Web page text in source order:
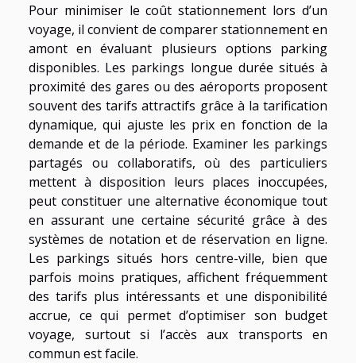
Pour minimiser le coût stationnement lors d’un
voyage, il convient de comparer stationnement en
amont en évaluant plusieurs options parking
disponibles. Les parkings longue durée situés à
proximité des gares ou des aéroports proposent
souvent des tarifs attractifs grâce à la tarification
dynamique, qui ajuste les prix en fonction de la
demande et de la période. Examiner les parkings
partagés ou collaboratifs, où des particuliers
mettent à disposition leurs places inoccupées,
peut constituer une alternative économique tout
en assurant une certaine sécurité grâce à des
systèmes de notation et de réservation en ligne.
Les parkings situés hors centre-ville, bien que
parfois moins pratiques, affichent fréquemment
des tarifs plus intéressants et une disponibilité
accrue, ce qui permet d’optimiser son budget
voyage, surtout si l’accès aux transports en
commun est facile.